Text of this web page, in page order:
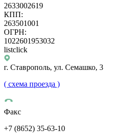
2633002619
КПП:
263501001
ОГРН:
1022601953032
listclick
г. Ставрополь, ул. Семашко, 3
( схема проезда )
Факс
+7 (8652) 35-63-10